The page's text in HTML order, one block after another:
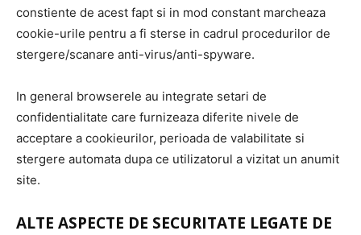
constiente de acest fapt si in mod constant marcheaza
cookie-urile pentru a fi sterse in cadrul procedurilor de
stergere/scanare anti-virus/anti-spyware.
In general browserele au integrate setari de
confidentialitate care furnizeaza diferite nivele de
acceptare a cookieurilor, perioada de valabilitate si
stergere automata dupa ce utilizatorul a vizitat un anumit
site.
ALTE ASPECTE DE SECURITATE LEGATE DE